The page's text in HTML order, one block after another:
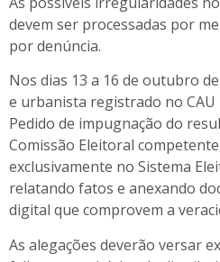
devem ser processadas por
por denúncia.
Nos dias 13 a 16 de outubro
e urbanista registrado no
Pedido de impugnação do
Comissão Eleitoral
exclusivamente no Sistema
relatando fatos e anexando
digital que comprovem a
As alegações deverão versar